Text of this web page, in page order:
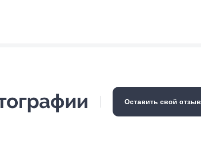
Оставить свой отзыв